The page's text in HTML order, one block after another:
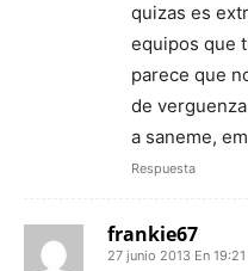
quizas es
equipos que
parece que
de
a saneme,
Respuesta
frankie67
27 junio 2013 En 19:21